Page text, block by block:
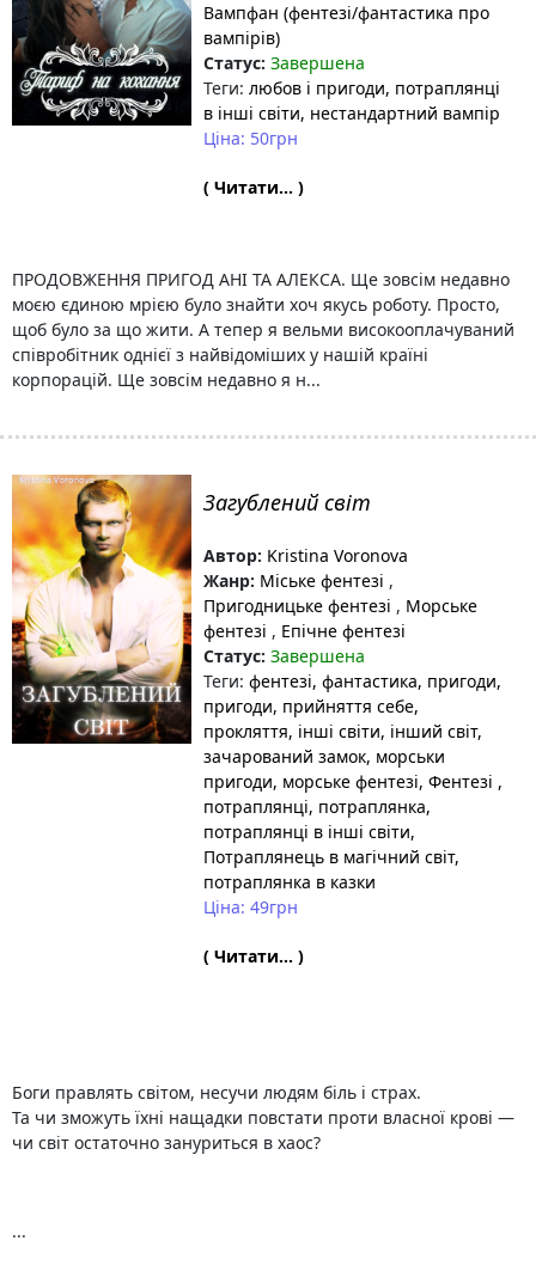
Вампфан (фентезі/фантастика про
вампірів)
Статус: Завершена
Теги: любов і пригоди, потраплянці
в інші світи, нестандартний вампір
Ціна: 50грн
( Читати... )
ПРОДОВЖЕННЯ ПРИГОД АНІ ТА АЛЕКСА. Ще зовсім недавно
моєю єдиною мрією було знайти хоч якусь роботу. Просто,
щоб було за що жити. А тепер я вельми високооплачуваний
співробітник однієї з найвідоміших у нашій країні
корпорацій. Ще зовсім недавно я н...
Загублений світ
Автор: Kristina Voronova
Жанр: Міське фентезі ,
Пригодницьке фентезі , Морське
фентезі , Епічне фентезі
Статус: Завершена
Теги: фентезі, фантастика, пригоди,
пригоди, прийняття себе,
прокляття, інші світи, інший світ,
зачарований замок, морськи
пригоди, морське фентезі, Фентезі ,
потраплянці, потраплянка,
потраплянці в інші світи,
Потраплянець в магічний світ,
потраплянка в казки
Ціна: 49грн
( Читати... )
Боги правлять світом, несучи людям біль і страх.
Та чи зможуть їхні нащадки повстати проти власної крові —
чи світ остаточно зануриться в хаос?
...